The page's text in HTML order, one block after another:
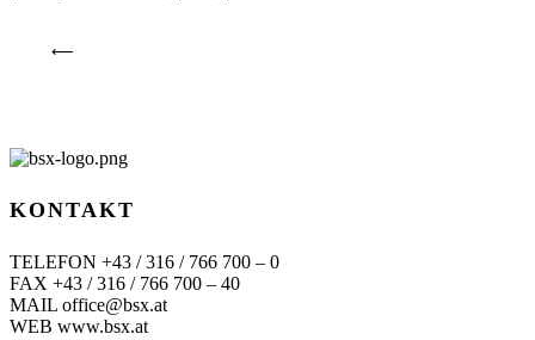
⟵
KONTAKT
TELEFON +43 / 316 / 766 700 – 0
FAX +43 / 316 / 766 700 – 40
MAIL office@bsx.at
WEB www.bsx.at